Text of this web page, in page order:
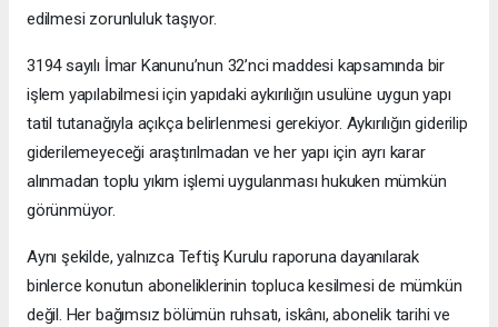
edilmesi zorunluluk taşıyor.
3194 sayılı İmar Kanunu’nun 32’nci maddesi kapsamında bir
işlem yapılabilmesi için yapıdaki aykırılığın usulüne uygun yapı
tatil tutanağıyla açıkça belirlenmesi gerekiyor. Aykırılığın giderilip
giderilemeyeceği araştırılmadan ve her yapı için ayrı karar
alınmadan toplu yıkım işlemi uygulanması hukuken mümkün
görünmüyor.
Aynı şekilde, yalnızca Teftiş Kurulu raporuna dayanılarak
binlerce konutun aboneliklerinin topluca kesilmesi de mümkün
değil. Her bağımsız bölümün ruhsatı, iskânı, abonelik tarihi ve